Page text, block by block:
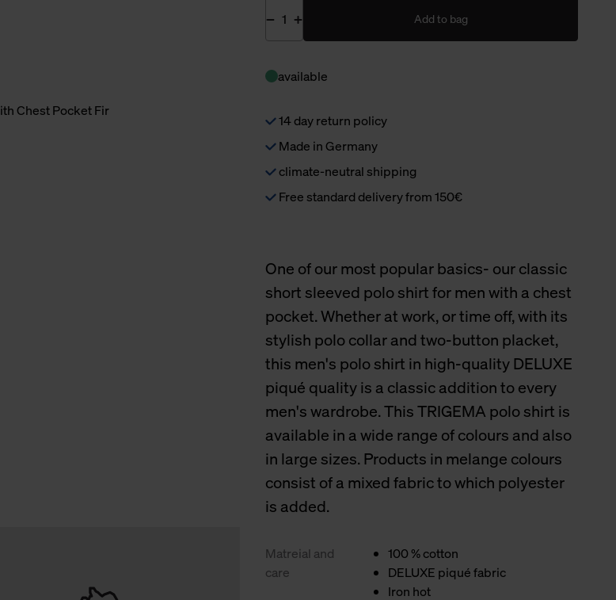
Add to bag
available
14 day return policy
Made in Germany
climate-neutral shipping
Free standard delivery from 150€
One of our most popular basics- our classic
short sleeved polo shirt for men with a chest
pocket. Whether at work, or time off, with its
stylish polo collar and two-button placket,
this men's polo shirt in high-quality DELUXE
piqué quality is a classic addition to every
men's wardrobe. This TRIGEMA polo shirt is
available in a wide range of colours and also
in large sizes. Products in melange colours
consist of a mixed fabric to which polyester
is added.
Matreial and
care
100 % cotton
DELUXE piqué fabric
Iron hot